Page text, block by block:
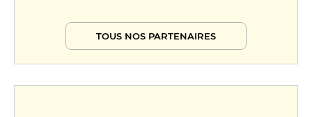
TOUS NOS PARTENAIRES